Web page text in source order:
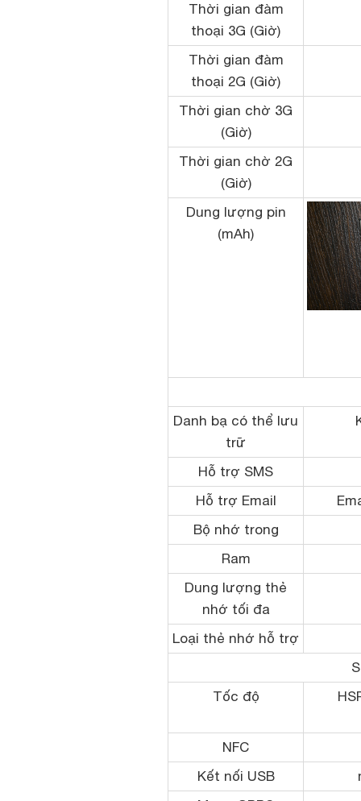
Thời gian đàm
thoại 3G (Giờ)
Thời gian đàm
thoại 2G (Giờ)
Thời gian chờ 3G
(Giờ)
Thời gian chờ 2G
(Giờ)
Dung lượng pin
(mAh)
Danh bạ có thể lưu
trữ
Hỗ trợ SMS
Hỗ trợ Email
Bộ nhớ trong
Ram
Dung lượng thẻ
nhớ tối đa
Loại thẻ nhớ hỗ trợ
Tốc độ
NFC
Kết nối USB